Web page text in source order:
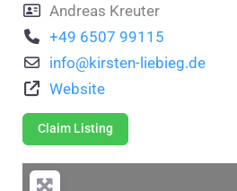
Andreas Kreuter
+49 6507 99115
info@kirsten-liebieg.de
Website
Claim Listing